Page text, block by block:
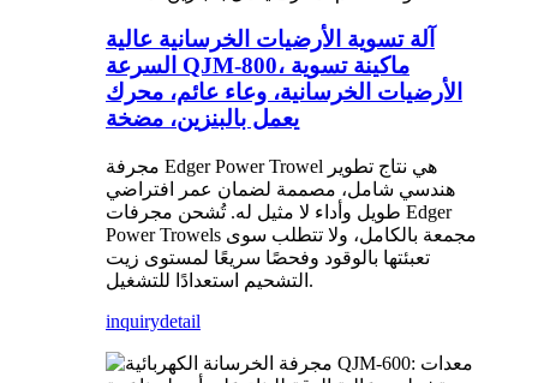
آلة تسوية الأرضيات الخرسانية عالية
السرعة QJM-800، ماكينة تسوية
الأرضيات الخرسانية، وعاء عائم، محرك
يعمل بالبنزين، مضخة
مجرفة Edger Power Trowel هي نتاج تطوير
هندسي شامل، مصممة لضمان عمر افتراضي
طويل وأداء لا مثيل له. تُشحن مجرفات Edger
Power Trowels مجمعة بالكامل، ولا تتطلب سوى
تعبئتها بالوقود وفحصًا سريعًا لمستوى زيت
التشحيم استعدادًا للتشغيل.
inquirydetail